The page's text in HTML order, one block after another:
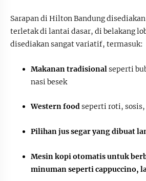
Sarapan di Hilton Bandung
terletak di lantai dasar, di belakang
disediakan sangat variatif, termasuk:
Makanan tradisional seperti
nasi besek
Western foodseperti roti,
Pilihan jus segar yang dibuat
Mesin kopi otomatis untuk
minuman seperti cappuccino,